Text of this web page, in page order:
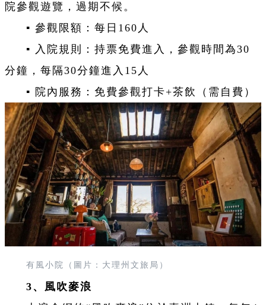
院參觀遊覽，過期不候。
▪ 參觀限額：每日160人
▪ 入院規則：持票免費進入，參觀時間為30
分鐘，每隔30分鐘進入15人
▪ 院內服務：免費參觀打卡+茶飲（需自費）
有風小院（圖片：大理州文旅局）
3、風吹麥浪